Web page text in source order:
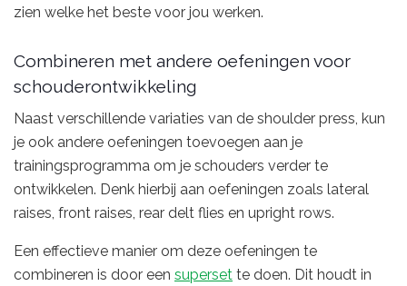
zien welke het beste voor jou werken.
Combineren met andere oefeningen voor
schouderontwikkeling
Naast verschillende variaties van de shoulder press, kun
je ook andere oefeningen toevoegen aan je
trainingsprogramma om je schouders verder te
ontwikkelen. Denk hierbij aan oefeningen zoals lateral
raises, front raises, rear delt flies en upright rows.
Een effectieve manier om deze oefeningen te
combineren is door een superset te doen. Dit houdt in